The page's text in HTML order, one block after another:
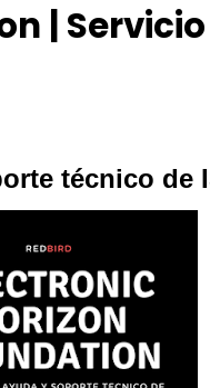
|
técnico de